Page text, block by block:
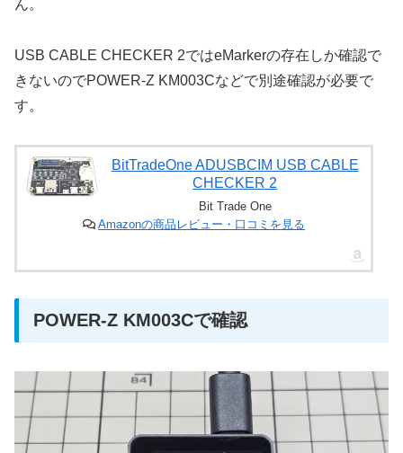
ん。
USB CABLE CHECKER 2ではeMarkerの存在しか確認で
きないのでPOWER-Z KM003Cなどで別途確認が必要で
す。
BitTradeOne ADUSBCIM USB CABLE
CHECKER 2
Bit Trade One
Amazonの商品レビュー・口コミを見る
POWER-Z KM003Cで確認